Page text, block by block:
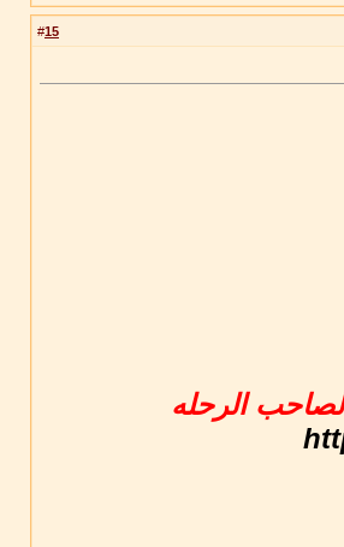
15
لصاحب الرحله